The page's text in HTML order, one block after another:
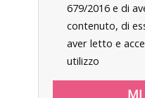
679/2016 e di
contenuto, di
aver letto e
utilizzo